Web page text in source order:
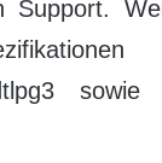
Support.